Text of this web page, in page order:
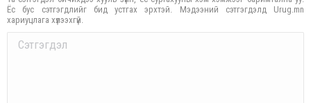
Ёс бус сэтгэгдлийг бид устгах эрхтэй. Мэдээний сэтгэгдэлд Urug.mn
хариуцлага хүлээхгүй.
Comment